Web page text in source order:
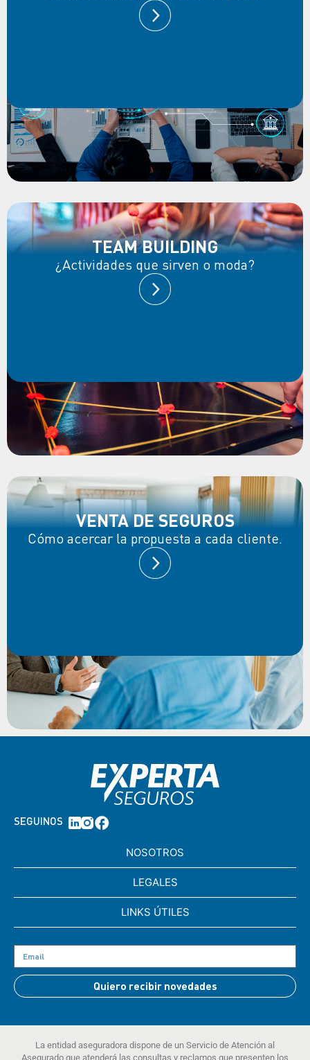
TEAM BUILDING
¿Actividades que sirven o moda?
VENTA DE SEGUROS
Cómo acercar la propuesta a cada cliente.
SEGUINOS
NOSOTROS
LEGALES
LINKS ÚTILES
Quiero recibir novedades
La entidad aseguradora dispone de un Servicio de Atención al
Asegurado que atenderá las consultas y reclamos que presenten los